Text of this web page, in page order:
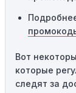
Вот
которые
следят за